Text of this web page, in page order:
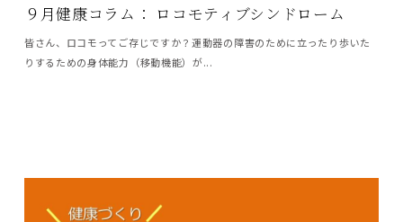
９月健康コラム： ロコモティブシンドローム
皆さん、ロコモってご存じですか？運動器の障害のために立ったり歩いた
りするための身体能力（移動機能）が...